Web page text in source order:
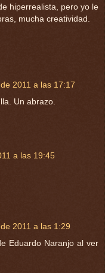
hiperrealista, pero yo le
mucha creatividad.
2011 a las 17:17
Un abrazo.
a las 19:45
2011 a las 1:29
Eduardo Naranjo al ver